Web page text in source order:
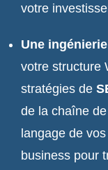
votre
Une ingénierie
votre structure
stratégies de
de la chaîne
langage de
business pour